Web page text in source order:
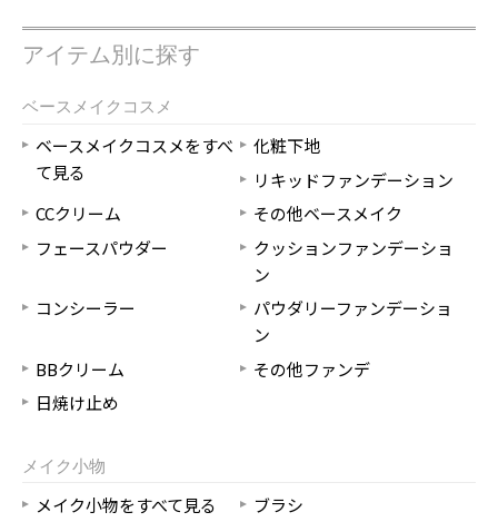
アイテム別に探す
ベースメイクコスメ
ベースメイクコスメをすべ
て見る
化粧下地
リキッドファンデーション
CCクリーム
その他ベースメイク
フェースパウダー
クッションファンデーショ
ン
コンシーラー
パウダリーファンデーショ
ン
BBクリーム
その他ファンデ
日焼け止め
メイク小物
メイク小物をすべて見る
ブラシ